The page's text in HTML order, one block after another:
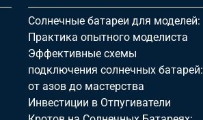
Солнечные батареи для моделей:
Практика опытного моделиста
Эффективные схемы
подключения солнечных батарей:
от азов до мастерства
Инвестиции в Отпугиватели